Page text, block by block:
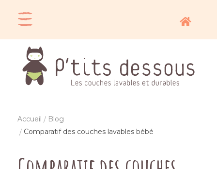
Accueil
Blog
Comparatif des couches lavables bébé